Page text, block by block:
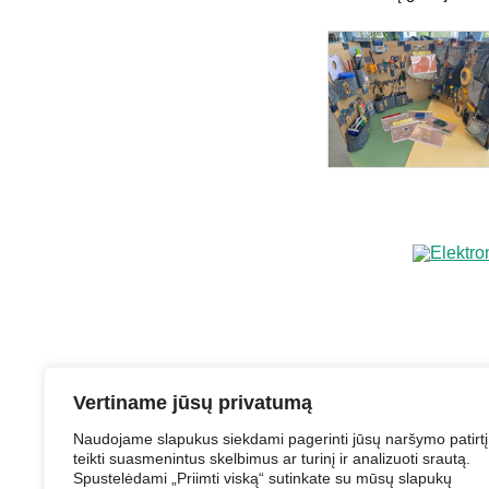
Vertiname jūsų privatumą
Naudojame slapukus siekdami pagerinti jūsų naršymo
teikti suasmenintus skelbimus ar turinį ir analizuoti srautą.
Spustelėdami „Priimti viską“ sutinkate su mūsų slapukų